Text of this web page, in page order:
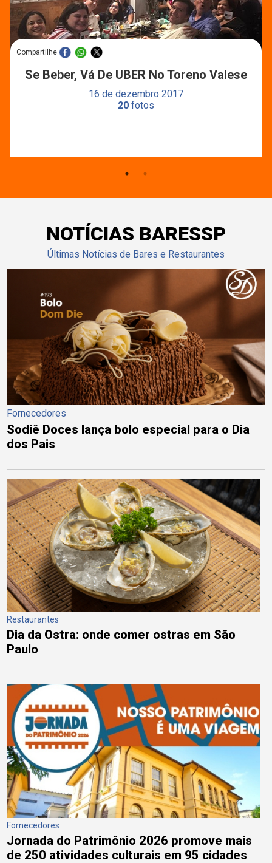
Compartilhe
Se Beber, Vá De UBER No Toreno Valese
16 de dezembro 2017
20 fotos
NOTÍCIAS BARESSP
Últimas Notícias de Bares e Restaurantes
Fornecedores
Sodiê Doces lança bolo especial para o Dia
dos Pais
Restaurantes
Dia da Ostra: onde comer ostras em São
Paulo
Fornecedores
Jornada do Patrimônio 2026 promove mais
de 250 atividades culturais em 95 cidades